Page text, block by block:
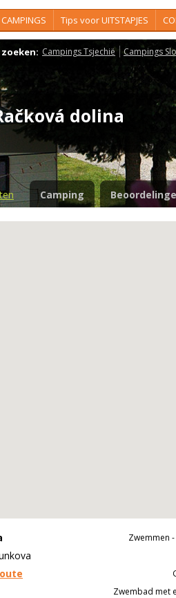
CAMPINGS Tips voor UITSTAPJES
zoeken: Campings Tsjechië Campings
dolina
Camping
Zwemmen
Zwembad met